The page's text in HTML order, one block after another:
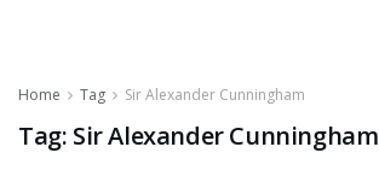
Home Tag Sir Alexander Cunningham
Tag: Sir Alexander Cunningham